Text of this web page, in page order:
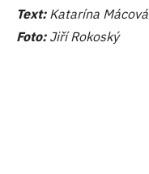
Text:Katarína Mácová
Foto:Jiří Rokoský